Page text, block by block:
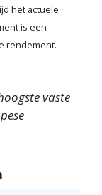
het actuele
is een
rendement.
vaste